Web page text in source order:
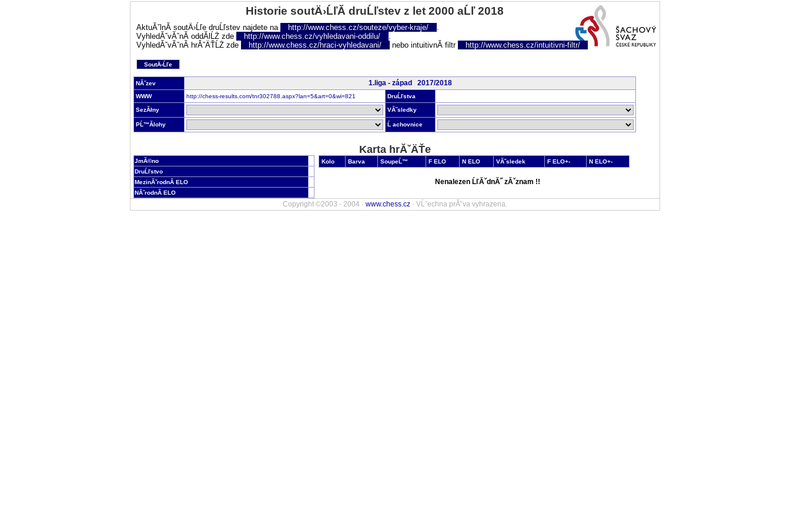
Historie soutÄ›ĹľĂ­ druĹľstev z let 2000 aĹľ 2018
AktuĂˇlnĂ­ soutÄ›Ĺľe druĹľstev najdete na http://www.chess.cz/souteze/vyber-kraje/
.
VyhledĂˇvĂˇnĂ­ oddĂ­lĹŻ zde
http://www.chess.cz/vyhledavani-oddilu/
.
VyhledĂˇvĂˇnĂ­ hrĂˇÄŤĹŻ zde
http://www.chess.cz/hraci-vyhledavani/ nebo intuitivnĂ­ filtr http://www.chess.cz/intuitivni-filtr/
SoutÄ›Ĺľe
NĂˇzev 1.liga - západ 2017/2018
WWW http://chess-results.com/tnr302788.aspx?lan=5&art=0&wi=821 DruĹľstva
SezĂłny VĂ˝sledky
PĹ™Ă­lohy Ĺ achovnice
Karta hrĂˇÄŤe
JmĂ©no
DruĹľstvo
MezinĂˇrodnĂ­ ELO
NĂˇrodnĂ­ ELO
Kolo Barva SoupeĹ™ F ELO N ELO VĂ˝sledek F ELO+- N ELO+-
Nenalezen ĹľĂˇdnĂ˝ zĂˇznam !!
Copyright ©2003 - 2004 · www.chess.cz · VĹˇechna prĂˇva vyhrazena.